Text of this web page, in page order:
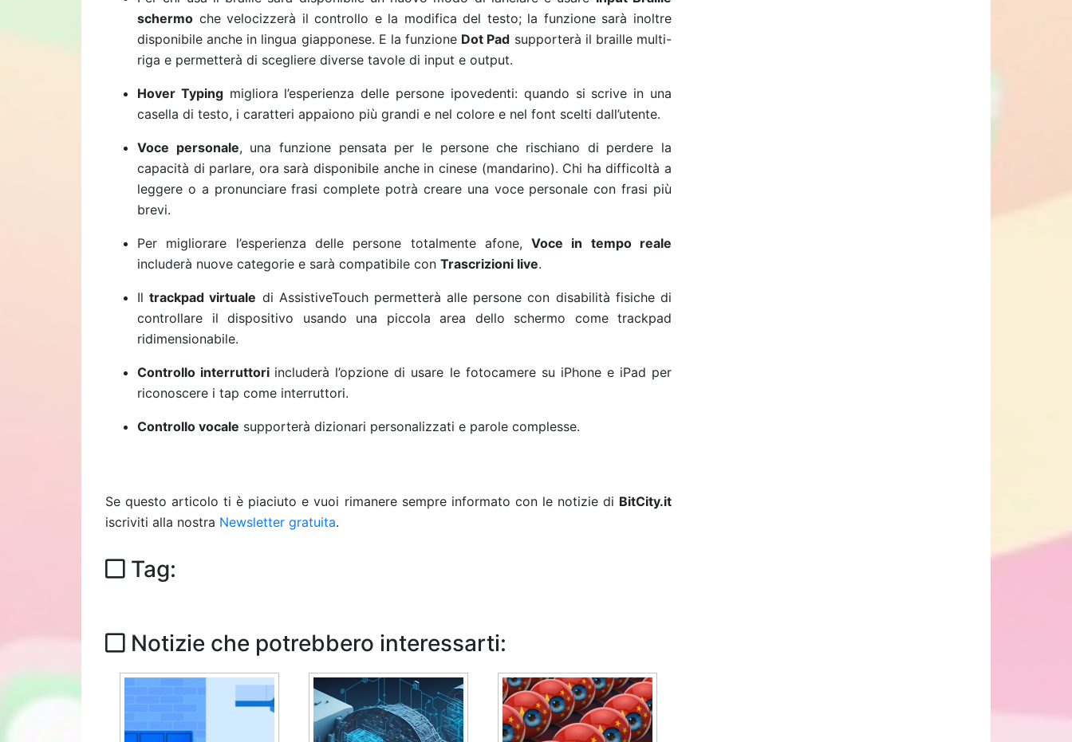
schermo che velocizzerà il controllo e la modifica del testo; la funzione sarà inoltre
disponibile anche in lingua giapponese. E la funzione Dot Pad supporterà il braille multi-
riga e permetterà di scegliere diverse tavole di input e output.
Hover Typing migliora l’esperienza delle persone ipovedenti: quando si scrive in una
casella di testo, i caratteri appaiono più grandi e nel colore e nel font scelti dall’utente.
Voce personale, una funzione pensata per le persone che rischiano di perdere la
capacità di parlare, ora sarà disponibile anche in cinese (mandarino). Chi ha difficoltà a
leggere o a pronunciare frasi complete potrà creare una voce personale con frasi più
brevi.
Per migliorare l’esperienza delle persone totalmente afone,
Voce in tempo reale
includerà nuove categorie e sarà compatibile con Trascrizioni live.
Il trackpad virtuale di AssistiveTouch permetterà alle persone con disabilità fisiche di
controllare il dispositivo usando una piccola area dello schermo come trackpad
ridimensionabile.
Controllo interruttori includerà l’opzione di usare le fotocamere su iPhone e iPad per
riconoscere i tap come interruttori.
Controllo vocale supporterà dizionari personalizzati e parole complesse.
Se questo articolo ti è piaciuto e vuoi rimanere sempre informato con le notizie di BitCity.it
iscriviti alla nostra Newsletter gratuita.
Tag:
Notizie che potrebbero interessarti: